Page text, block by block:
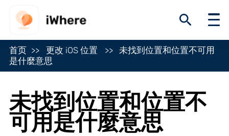
首页 更改 iOS 位置
未找到位置和位置不可用
是什麼意思
未找到位置和位置不
可用是什麼意思